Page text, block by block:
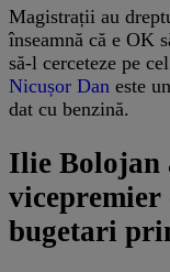
Magistrații au
înseamnă că e OK
să-l cerceteze pe
Nicușor Dan este
dat cu benzină.
Ilie Bolojan
vicepremier
bugetari